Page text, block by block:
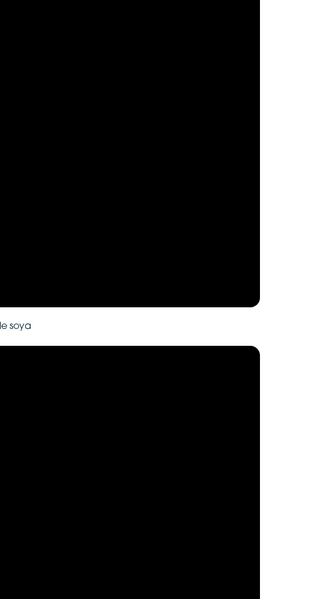
soya